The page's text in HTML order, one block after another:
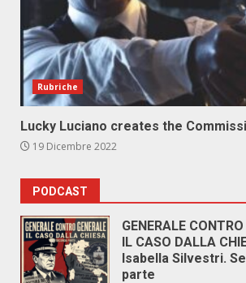
Rubriche
Lucky Luciano creates the
19 Dicembre 2022
PODCAST
GENERALE
IL CASO DALLA
Isabella Silvestri.
parte